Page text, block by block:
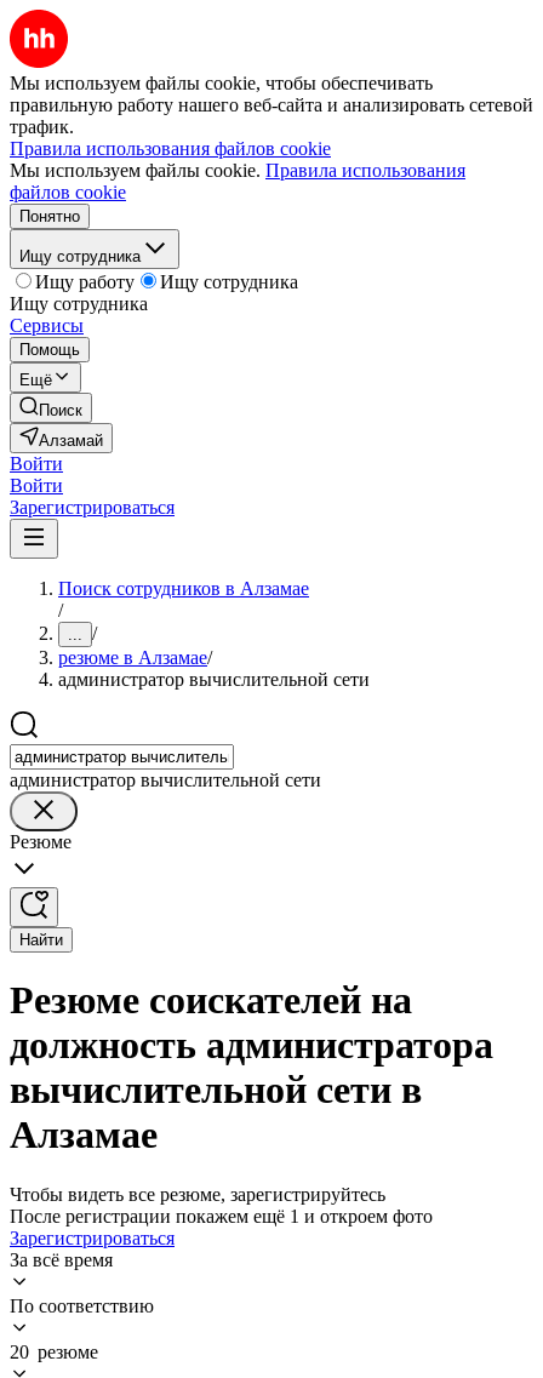
Мы используем файлы cookie, чтобы обеспечивать
правильную работу нашего веб-сайта и анализировать сетевой
трафик.
Правила использования файлов cookie
Мы используем файлы cookie. Правила использования
файлов cookie
Понятно
Ищу сотрудника
Ищу работу
Ищу сотрудника
Ищу сотрудника
Сервисы
Помощь
Ещё
Поиск
Алзамай
Войти
Войти
Зарегистрироваться
Поиск сотрудников в Алзамае
/
... /
резюме в Алзамае/
администратор вычислительной сети
администратор вычислительной сети
Резюме
Найти
Резюме соискателей на
должность администратора
вычислительной сети в
Алзамае
Чтобы видеть все резюме, зарегистрируйтесь
После регистрации покажем ещё 1 и откроем фото
Зарегистрироваться
За всё время
По соответствию
20 резюме